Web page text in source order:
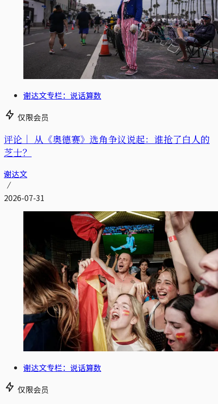
谢达文专栏：说话算数
仅限会员
评论｜ 从《奥德赛》选角争议说起：谁抢了白人的
芝士？
谢达文
2026-07-31
谢达文专栏：说话算数
仅限会员